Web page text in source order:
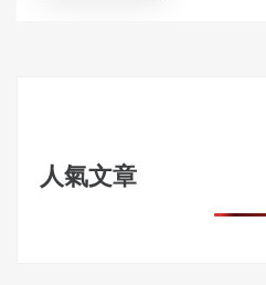
人氣文章